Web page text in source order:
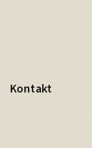
Kontakt